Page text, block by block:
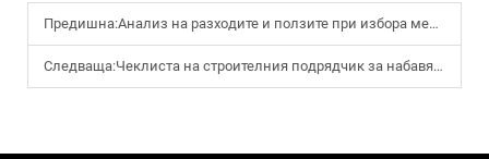
Предишна:Анализ на разходите и ползите при избора между безжични и кабелни електрически триони за изпълнители
Следваща:Чеклиста на строителния подрядчик за набавяне на прецизни градински инструменти на едро